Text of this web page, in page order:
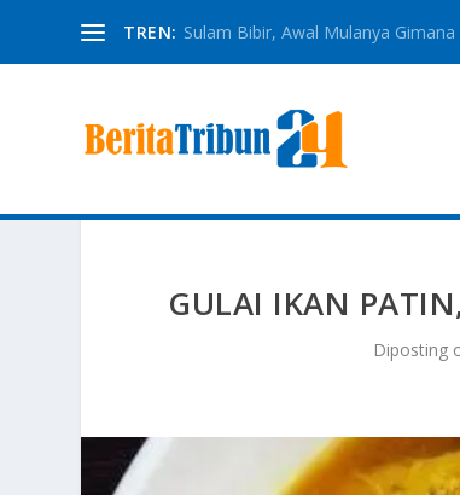
TREN: Sulam Bibir, Awal Mulanya Gimana
GULAI IKAN
Diposting